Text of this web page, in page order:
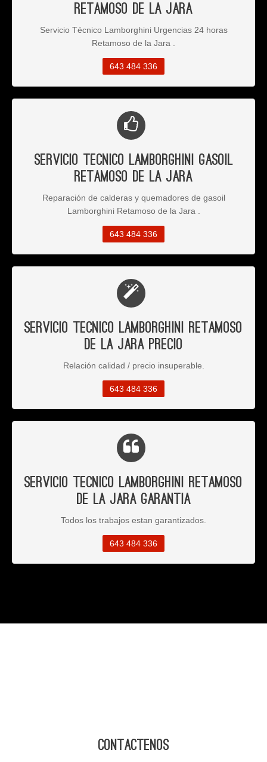
Retamoso de la Jara
Servicio Técnico Lamborghini Urgencias 24 horas
Retamoso de la Jara .
643 484 336
Servicio Tecnico Lamborghini Gasoil
Retamoso de la Jara
Reparación de calderas y quemadores de gasoil
Lamborghini Retamoso de la Jara .
643 484 336
Servicio Tecnico Lamborghini Retamoso
de la Jara Precio
Relación calidad / precio insuperable.
643 484 336
Servicio Tecnico Lamborghini Retamoso
de la Jara Garantia
Todos los trabajos estan garantizados.
643 484 336
CONTACTENOS